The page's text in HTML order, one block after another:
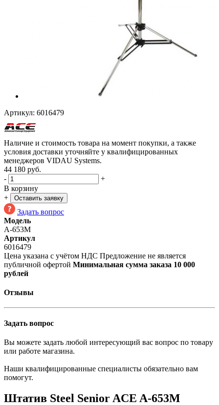
Артикул: 6016479
Наличие и стоимость товара на момент покупки, а также
условия доставки уточняйте у квалифицированных
менеджеров VIDAU Systems.
44 180 руб.
-
+
В корзину
+
Оставить заявку
Задать вопрос
Модель
A-653M
Артикул
6016479
Цена указана с учётом НДС Предложение не является
публичной офертой Минимальная сумма заказа 10 000
рублей
Отзывы
Задать вопрос
Вы можете задать любой интересующий вас вопрос по товару
или работе магазина.
Наши квалифицированные специалисты обязательно вам
помогут.
Штатив Steel Senior ACE A-653M